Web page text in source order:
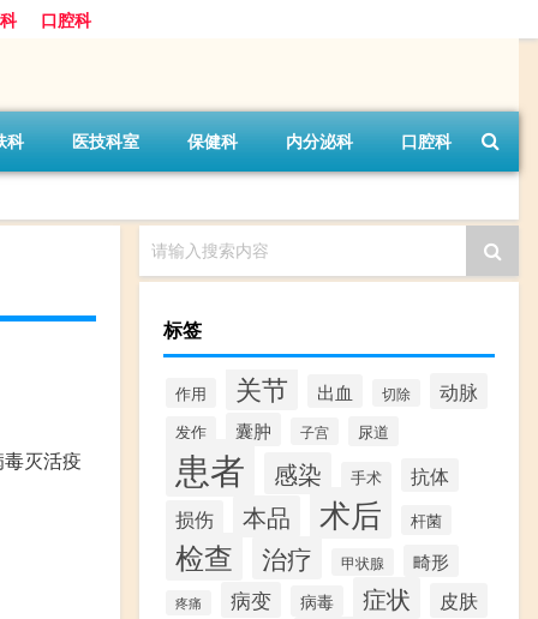
口腔科
科 医技科室 保健科 内分泌科 口腔科
灭活疫
请输入搜索内容
标签
作用 关节 出血 切除 动脉
发作 囊肿 子宫 尿道
患者 感染 手术 抗体
损伤 本品 术后 杆菌
检查 治疗 甲状腺 畸形
疼痛 病变 病毒 症状 皮肤